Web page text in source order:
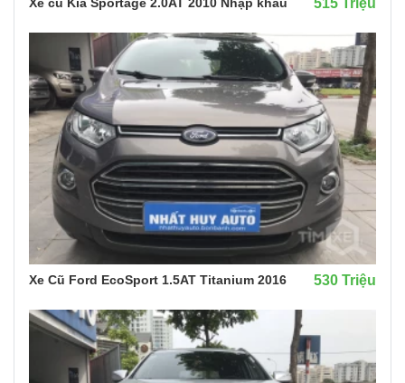
515 Triệu
Xe Cũ Ford EcoSport 1.5AT Titanium 2016 530 Triệu